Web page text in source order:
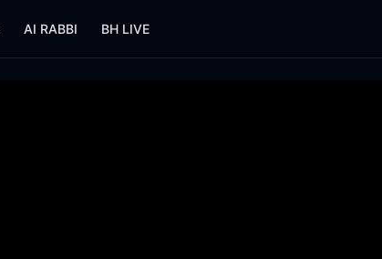
AI RABBI BH LIVE